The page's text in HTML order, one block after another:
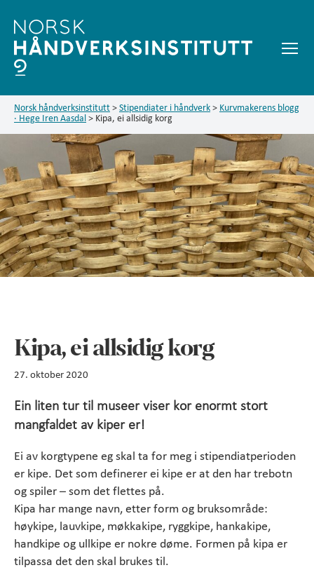
blogg
Norsk håndverksinstitutt > Stipendiater i håndverk > Kurvmakerens blogg
· Hege Iren Aasdal > Kipa, ei allsidig korg
Kipa, ei allsidig korg
27. oktober 2020
Ein liten tur til museer viser kor enormt stort
mangfaldet av kiper er!
Ei av korgtypene eg skal ta for meg i stipendiatperioden
er kipe. Det som definerer ei kipe er at den har trebotn
og spiler – som det flettes på.
Kipa har mange navn, etter form og bruksområde:
høykipe, lauvkipe, møkkakipe, ryggkipe, hankakipe,
handkipe og ullkipe er nokre døme. Formen på kipa er
tilpassa det den skal brukes til.